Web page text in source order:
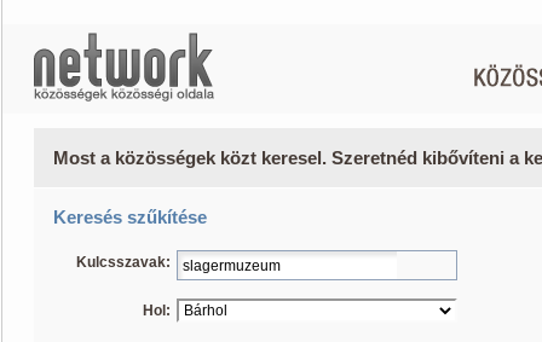
Most a közösségek közt keresel. Szeretnéd kibővíteni a
Keresés szűkítése
Kulcsszavak:
Hol: